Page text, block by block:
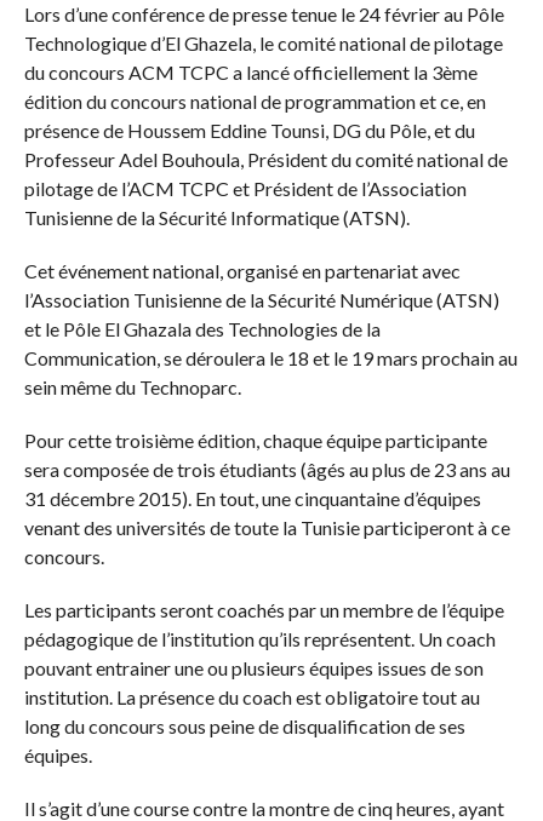
Lors d’une conférence de presse tenue le 24 février au Pôle
Technologique d’El Ghazela, le comité national de pilotage
du concours ACM TCPC a lancé officiellement la 3ème
édition du concours national de programmation et ce, en
présence de Houssem Eddine Tounsi, DG du Pôle, et du
Professeur Adel Bouhoula, Président du comité national de
pilotage de l’ACM TCPC et Président de l’Association
Tunisienne de la Sécurité Informatique (ATSN).
Cet événement national, organisé en partenariat avec
l’Association Tunisienne de la Sécurité Numérique (ATSN)
et le Pôle El Ghazala des Technologies de la
Communication, se déroulera le 18 et le 19 mars prochain au
sein même du Technoparc.
Pour cette troisième édition, chaque équipe participante
sera composée de trois étudiants (âgés au plus de 23 ans au
31 décembre 2015). En tout, une cinquantaine d’équipes
venant des universités de toute la Tunisie participeront à ce
concours.
Les participants seront coachés par un membre de l’équipe
pédagogique de l’institution qu’ils représentent. Un coach
pouvant entrainer une ou plusieurs équipes issues de son
institution. La présence du coach est obligatoire tout au
long du concours sous peine de disqualification de ses
équipes.
Il s’agit d’une course contre la montre de cinq heures, ayant